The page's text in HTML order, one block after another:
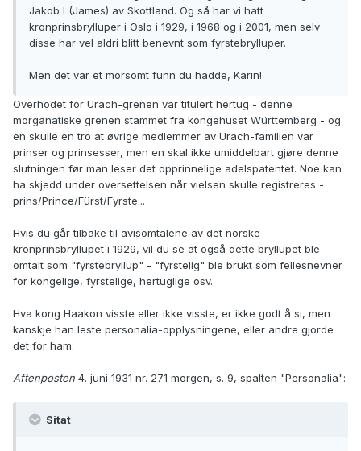
Jakob I (James) av Skottland. Og så har vi hatt
kronprinsbrylluper i Oslo i 1929, i 1968 og i 2001, men selv
disse har vel aldri blitt benevnt som fyrstebrylluper.
Men det var et morsomt funn du hadde, Karin!
Overhodet for Urach-grenen var titulert hertug - denne
morganatiske grenen stammet fra kongehuset Württemberg - og
en skulle en tro at øvrige medlemmer av Urach-familien var
prinser og prinsesser, men en skal ikke umiddelbart gjøre denne
slutningen før man leser det opprinnelige adelspatentet. Noe kan
ha skjedd under oversettelsen når vielsen skulle registreres -
prins/Prince/Fürst/Fyrste...
Hvis du går tilbake til avisomtalene av det norske
kronprinsbryllupet i 1929, vil du se at også dette bryllupet ble
omtalt som "fyrstebryllup" - "fyrstelig" ble brukt som fellesnevner
for kongelige, fyrstelige, hertuglige osv.
Hva kong Haakon visste eller ikke visste, er ikke godt å si, men
kanskje han leste personalia-opplysningene, eller andre gjorde
det for ham:
Aftenposten 4. juni 1931 nr. 271 morgen, s. 9, spalten "Personalia":
Sitat